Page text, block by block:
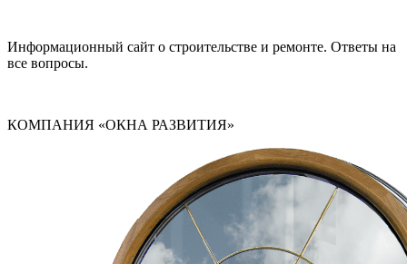
Информационный сайт о строительстве и ремонте. Ответы на
все вопросы.
КОМПАНИЯ «ОКНА РАЗВИТИЯ»